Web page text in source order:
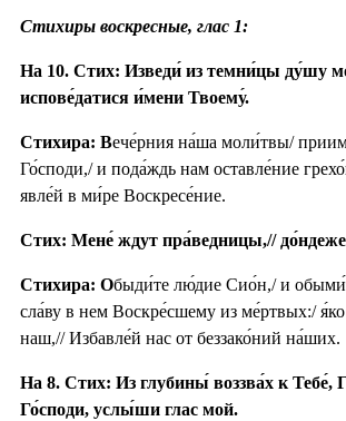
Стихиры воскресные, глас 1:
На 10. Стих: Изведи́ из темни́цы ду́шу
испове́датися и́мени Твоему́.
Стихира: Вече́рния на́ша моли́твы/
Го́споди,/ и пода́ждь нам оставле́ние
явле́й в ми́ре Воскресе́ние.
Стих: Мене́ ждут пра́ведницы,// до́ндеже
Стихира: Обыди́те лю́дие Сио́н,/ и
сла́ву в нем Воскре́сшему из ме́ртвых:/
наш,// Избавле́й нас от беззако́ний на́ших.
На 8. Стих: Из глубины́ воззва́х к Тебе́,
Го́споди, услы́ши глас мой.